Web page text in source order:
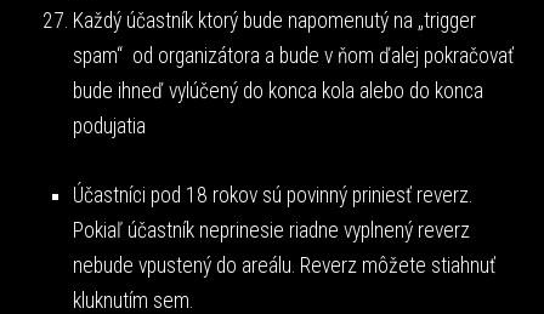
Každý účastník ktorý bude napomenutý na „trigger
spam“ od organizátora a bude v ňom ďalej pokračovať
bude ihneď vylúčený do konca kola alebo do konca
podujatia
Účastníci pod 18 rokov sú povinný priniesť reverz.
Pokiaľ účastník neprinesie riadne vyplnený reverz
nebude vpustený do areálu. Reverz môžete stiahnuť
kluknutím sem